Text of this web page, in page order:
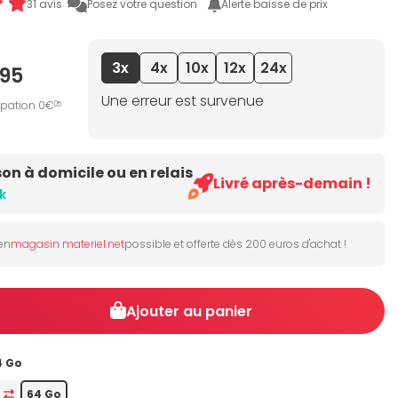
31 avis Posez votre question Alerte baisse de prix
95
0€05
3x 4x 10x 12x
24x
Une erreur est survenue
à domicile ou en relais
Livré après-demain !
magasin materiel.netpossible et offerte dès 200 euros d'achat !
Ajouter au panier
Go
64 Go